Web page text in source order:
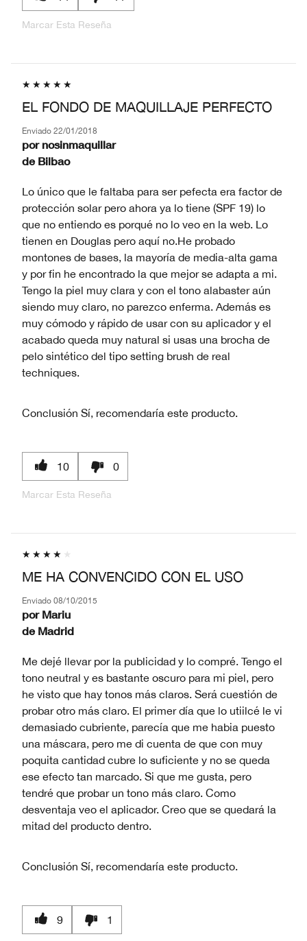
Marcar Esta Reseña
EL FONDO DE MAQUILLAJE PERFECTO
Enviado 22/01/2018
por nosinmaquillar
de Bilbao
Lo único que le faltaba para ser pefecta era factor de
protección solar pero ahora ya lo tiene (SPF 19) lo
que no entiendo es porqué no lo veo en la web. Lo
tienen en Douglas pero aquí no.He probado
montones de bases, la mayoría de media-alta gama
y por fin he encontrado la que mejor se adapta a mi.
Tengo la piel muy clara y con el tono alabaster aún
siendo muy claro, no parezco enferma. Además es
muy cómodo y rápido de usar con su aplicador y el
acabado queda muy natural si usas una brocha de
pelo sintético del tipo setting brush de real
techniques.
Conclusión Sí, recomendaría este producto.
10 0
Marcar Esta Reseña
ME HA CONVENCIDO CON EL USO
Enviado 08/10/2015
por Mariu
de Madrid
Me dejé llevar por la publicidad y lo compré. Tengo el
tono neutral y es bastante oscuro para mi piel, pero
he visto que hay tonos más claros. Será cuestión de
probar otro más claro. El primer día que lo utiilcé le vi
demasiado cubriente, parecía que me habia puesto
una máscara, pero me di cuenta de que con muy
poquita cantidad cubre lo suficiente y no se queda
ese efecto tan marcado. Si que me gusta, pero
tendré que probar un tono más claro. Como
desventaja veo el aplicador. Creo que se quedará la
mitad del producto dentro.
Conclusión Sí, recomendaría este producto.
9 1